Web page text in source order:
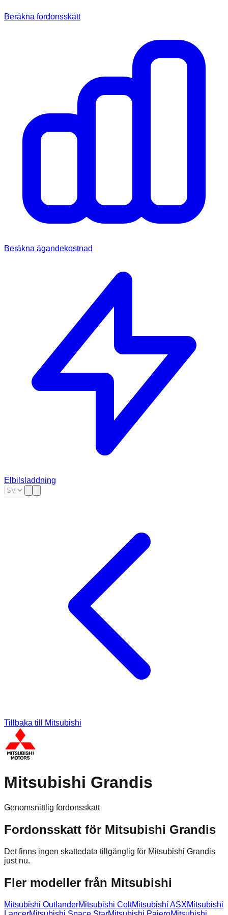
Beräkna fordonsskatt
Beräkna ägandekostnad
Elbilsladdning
Tillbaka till Mitsubishi
Mitsubishi Grandis
Genomsnittlig fordonsskatt
Fordonsskatt för Mitsubishi Grandis
Det finns ingen skattedata tillgänglig för Mitsubishi Grandis
just nu.
Fler modeller från Mitsubishi
Mitsubishi OutlanderMitsubishi ColtMitsubishi ASXMitsubishi